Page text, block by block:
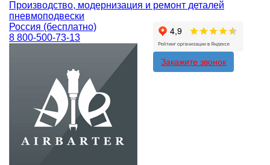
Производство, модернизация и ремонт деталей
пневмоподвески
Россия (бесплатно)
8 800-500-73-13
Закажите звонок